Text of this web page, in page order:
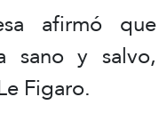
afirmó que
sano y salvo,
Figaro.